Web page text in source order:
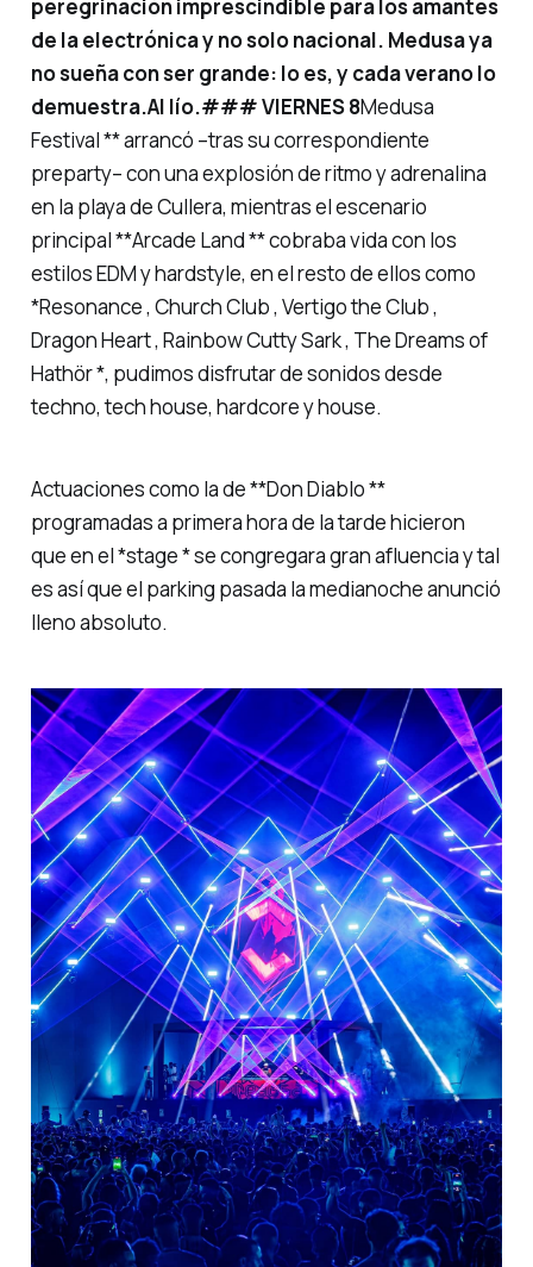
peregrinación imprescindible para los amantes
de la electrónica y no solo nacional. Medusa ya
no sueña con ser grande: lo es, y cada verano lo
demuestra.Al lío.### VIERNES 8Medusa
Festival ** arrancó –tras su correspondiente
preparty– con una explosión de ritmo y adrenalina
en la playa de Cullera, mientras el escenario
principal **Arcade Land ** cobraba vida con los
estilos EDM y hardstyle, en el resto de ellos como
*Resonance, Church Club, Vertigo the Club,
Dragon Heart, Rainbow Cutty Sark, The Dreams of
Hathör *, pudimos disfrutar de sonidos desde
techno, tech house, hardcore y house.
Actuaciones como la de **Don Diablo **
programadas a primera hora de la tarde hicieron
que en el *stage * se congregara gran afluencia y tal
es así que el parking pasada la medianoche anunció
lleno absoluto.